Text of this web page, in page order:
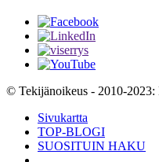
© Tekijänoikeus - 2010-2023:
Sivukartta
TOP-BLOGI
SUOSITUIN HAKU